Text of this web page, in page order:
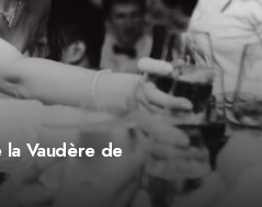
la Vaudère de